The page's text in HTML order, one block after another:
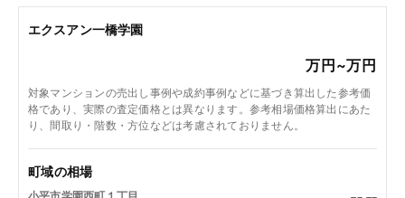
エクスアン一橋学園
万円~万円
対象マンションの売出し事例や成約事例などに基づき算出した参考価
格であり、実際の査定価格とは異なります。参考相場価格算出にあた
り、間取り・階数・方位などは考慮されておりません。
町域の相場